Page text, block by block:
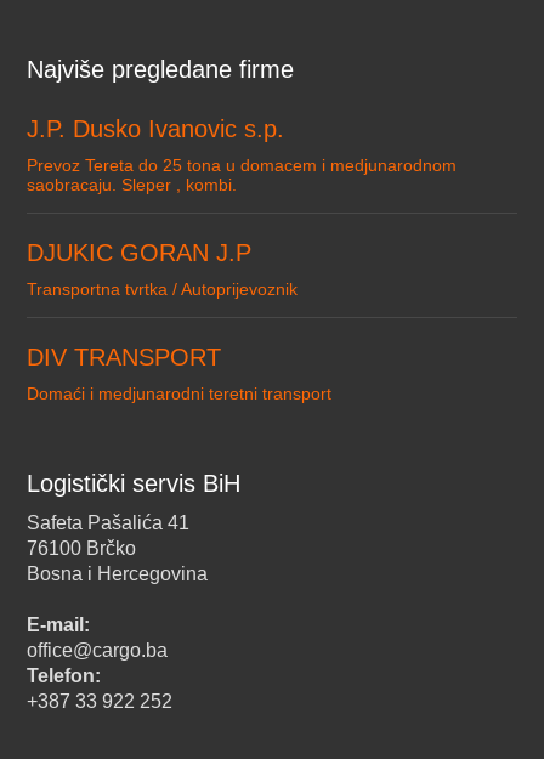
Najviše pregledane firme
J.P. Dusko Ivanovic s.p.
Prevoz Tereta do 25 tona u domacem i medjunarodnom
saobracaju. Sleper , kombi.
DJUKIC GORAN J.P
Transportna tvrtka / Autoprijevoznik
DIV TRANSPORT
Domaći i medjunarodni teretni transport
Logistički servis BiH
Safeta Pašalića 41
76100 Brčko
Bosna i Hercegovina
E-mail:
office@cargo.ba
Telefon:
+387 33 922 252